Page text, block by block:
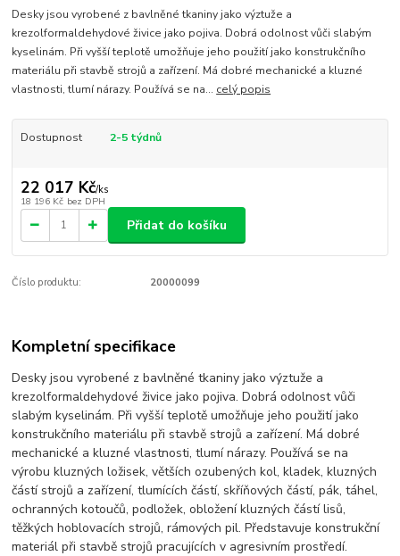
Desky jsou vyrobené z bavlněné tkaniny jako výztuže a
krezolformaldehydové živice jako pojiva. Dobrá odolnost vůči slabým
kyselinám. Při vyšší teplotě umožňuje jeho použití jako konstrukčního
materiálu při stavbě strojů a zařízení. Má dobré mechanické a kluzné
vlastnosti, tlumí nárazy. Používá se na... celý popis
Dostupnost 2-5 týdnů
22 017 Kč/ks
18 196 Kč bez DPH
Přidat do košíku
Číslo produktu: 20000099
Kompletní specifikace
Desky jsou vyrobené z bavlněné tkaniny jako výztuže a
krezolformaldehydové živice jako pojiva. Dobrá odolnost vůči
slabým kyselinám. Při vyšší teplotě umožňuje jeho použití jako
konstrukčního materiálu při stavbě strojů a zařízení. Má dobré
mechanické a kluzné vlastnosti, tlumí nárazy. Používá se na
výrobu kluzných ložisek, větších ozubených kol, kladek, kluzných
částí strojů a zařízení, tlumících částí, skříňových částí, pák, táhel,
ochranných kotoučů, podložek, obložení kluzných částí lisů,
těžkých hoblovacích strojů, rámových pil. Představuje konstrukční
materiál při stavbě strojů pracujících v agresivním prostředí.